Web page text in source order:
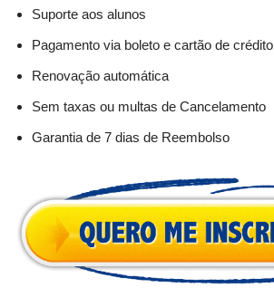
Suporte aos alunos
Pagamento via boleto e cartão de crédito
Renovação automática
Sem taxas ou multas de Cancelamento
Garantia de 7 dias de Reembolso